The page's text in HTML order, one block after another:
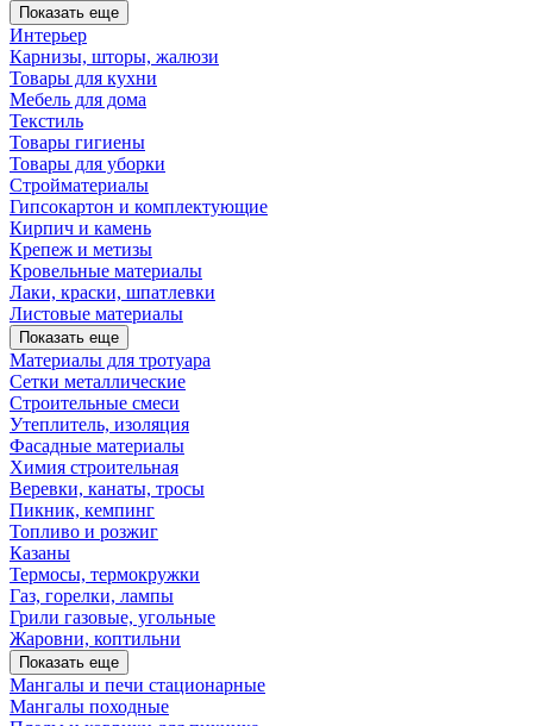
Показать еще
Интерьер
Карнизы, шторы, жалюзи
Товары для кухни
Мебель для дома
Текстиль
Товары гигиены
Товары для уборки
Стройматериалы
Гипсокартон и комплектующие
Кирпич и камень
Крепеж и метизы
Кровельные материалы
Лаки, краски, шпатлевки
Листовые материалы
Показать еще
Материалы для тротуара
Сетки металлические
Строительные смеси
Утеплитель, изоляция
Фасадные материалы
Химия строительная
Веревки, канаты, тросы
Пикник, кемпинг
Топливо и розжиг
Казаны
Термосы, термокружки
Газ, горелки, лампы
Грили газовые, угольные
Жаровни, коптильни
Показать еще
Мангалы и печи стационарные
Мангалы походные